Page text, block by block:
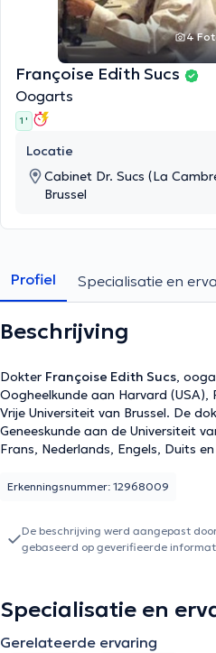
4
Françoise Edith Sucs
Oogarts
1 '
Locatie
Cabinet Dr. Sucs (La
Brussel
Profiel Specialisatie en
Beschrijving
Dokter Françoise Edith Sucs,
Oogheelkunde aan Harvard
Vrije Universiteit van Brussel. De
Geneeskunde aan de Universiteit
Frans, Nederlands, Engels, Duits
Oogheelkunde, de DOG (Duitse
Erkenningsnummer: 12968009
De beschrijving werd aangepast
gebaseerd op geverifieerde
Specialisatie en
Gerelateerde ervaring